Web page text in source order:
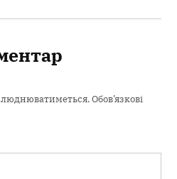
Обов’язкові